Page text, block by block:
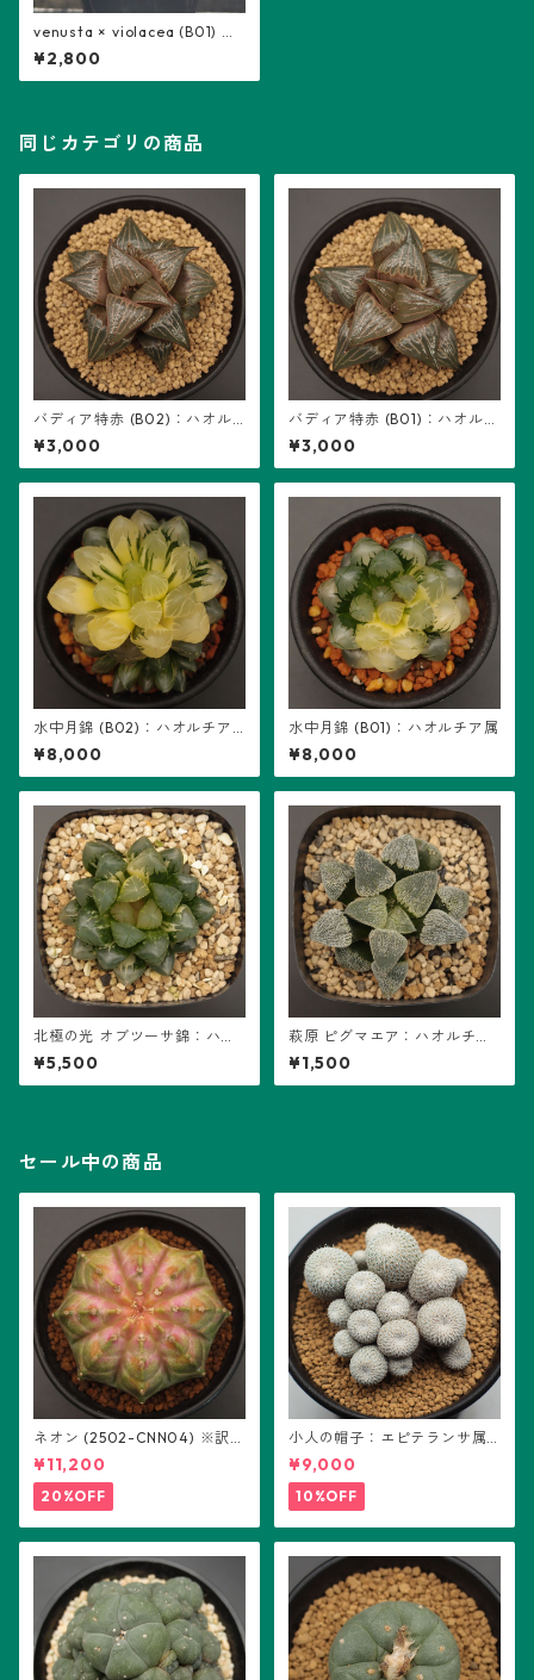
venusta × violacea (B01) ：
ハオルチア属 ※交配種
¥2,800
同じカテゴリの商品
バディア特赤 (B02)：ハオル
チア属 ※実生
¥3,000
バディア特赤 (B01)：ハオルチ
ア属 ※実生
¥3,000
水中月錦 (B02)：ハオルチア
属
¥8,000
水中月錦 (B01)：ハオルチア属
¥8,000
北極の光 オブツーサ錦：ハオ
ルチア属 (B01)
¥5,500
萩原 ピグマエア：ハオルチア
属 (B01)
¥1,500
セール中の商品
ネオン (2502-CNN04) ※訳あ
り：ギムノカリキウム属 ※実
生
¥11,200
20%OFF
小人の帽子：エピテランサ属
(B01)
¥9,000
10%OFF